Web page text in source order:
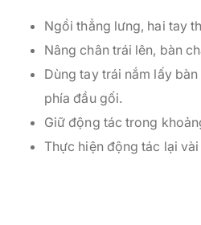
Ngồi thẳng lưng, hai tay
Nâng chân trái lên, bàn
Dùng tay trái nắm lấy
phía đầu gối.
Giữ động tác trong
Thực hiện động tác lại vài